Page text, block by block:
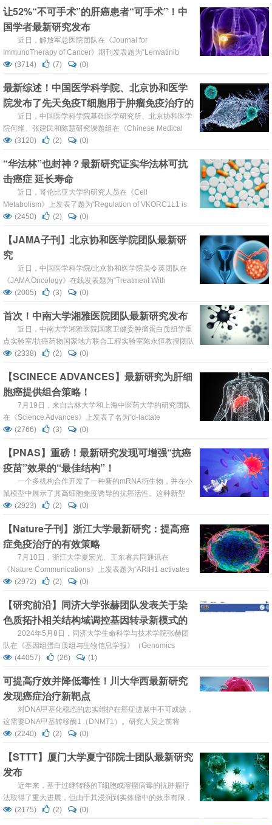
pancreatic cancer by coordinating transforming gro...
让52%“不可手术”的肝癌患者“可手术”！中
国学者最新研究发布
近日，解放军总医院团队在《Journal for
ImmunoTherapy of Cancer》期刊发表题为“Lenvatinib
plus anti-PD-1 antibodies as conversion therapy for
hepatocellular carcinoma: a s...
(3714) (7) (0)
最新综述！中国医学科学院、北京协和医学
院发布了先天免疫T细胞用于肿瘤免疫治疗的
最新研究
近日，中国医学科学院基础医学研究所、北京协和医学
院何维、张建民和陈慧研究课题组在《Chinese Medical
Journal》上发表了综述文章“γδ T cells: Major advances in
述了2022年γδ T细胞研究的总体进展和临床应用，以期为未
来进一步开发基于γδ...
(3120) (2) (0)
“华法林”也封神？最新研究证实华法林可抗
击癌症 延长寿命
近日，哥伦比亚大学的研究人员在《Cell
Metabolism》上发表了题为“Regulation of VKORC1L1 is
critical for p53-mediated tumor suppression through
中进行的研究发现，华法林可以阻止肿瘤干扰细胞在检测到
突变或其他异常时启动的自毁机制。 ...
(2450) (2) (0)
【JAMA子刊】北京协和医学院团队最新研
究
近日，中国医学科学院/北京协和医学院吴令英团队在
《JAMA Oncology》在线发表题为“Treatment With
Niraparib Maintenance Therapy in Patients With Newly
Randomized Clinical Trial”的研究论文，该研究评估了尼...
(2005) (3) (0)
首次！中南大学湘雅医院团队最新研究发布
近日，中南大学湘雅医院国家卫健委肿瘤蛋白质组学重
点实验室/抗癌药物国家地方联合工程实验室陈永恒教授团队
在《Nature Communications》上发表题为“Structures of
antagonize BCL-2 activity”的原创性研究论文。该研究不仅
首次阐明了p53结合抗凋亡...
(2338) (2) (0)
【SCINECE ADVANCES】最新研究为肝细
胞癌提供组合策略！
7月19日，来自吉林大学和上海中医药大学的研究团队
在《Science Advances》上发表了名为“d-lactate
modulates M2 tumor-associated macrophages and
for hepatocellular carcinoma”的研究文章，研究揭示了...
(2766) (3) (0)
【PNAS】重磅！最新研究发现可增强“抗癌
疫苗”效果的“最佳结构”！
一个多机构合作开发了一种新的mRNA衍生物，并在小
鼠模型中展示了其高细胞免疫诱导的抗癌活性。这种新型
mRNA具有梳状结构和牙齿形状的双链RNA，可激活免疫细
抗肿瘤作用。这篇题为“Comb-structured mRNA vaccine
tethered with short double-stranded RNA adjuvants max...
(2923) (2) (0)
【Nature子刊】浙江大学最新研究：提高癌
症免疫治疗的有效策略
7月10日，浙江大学夏宏光、王东睿共同通讯在
《Nature Communications》上发表题为“ARIH1 activates
STING-mediated T-cell activation and sensitizes tumors to
过ARIH1和ARIH1-DNA-PKcs-STING信号传导的缺...
(2972) (2) (0)
【研究前沿】同济大学张赫团队发表关于染
色质拓扑相关结构域调控基因转录新模式的
最新研究
2024年5月8日，同济大学生命科学与技术学院张赫团
队在《基因组蛋白质组与生物信息学报》（Genomics
Proteomics Bioinformatics）发表了题为“Inter3D: Capture
Transcription”的最新研究成果
(44057) (26) (1)
可提高疗效并降低毒性！川大华西最新研究
发现癌症治疗新靶点
对DNA甲基化稳态的忠实维护在癌症进展中不可或缺，
这需要DNA甲基转移酶1（DNMT1）。研究人员之前将
DNMT1确定为口腔鳞状细胞癌（OSCC）的潜在候选靶
于调节OSCC尚不清楚。
(2240) (2) (0)
【STTT】厦门大学夏宁邵院士团队最新研究
发布
近年来，基于过继转移的T细胞或溶瘤病毒的抗肿瘤疗
法取得了重大进展，但由于其浸润到实体瘤中的效率有限，
因此单独使用时很难达到预期的抗肿瘤效果。
(2175) (2) (0)